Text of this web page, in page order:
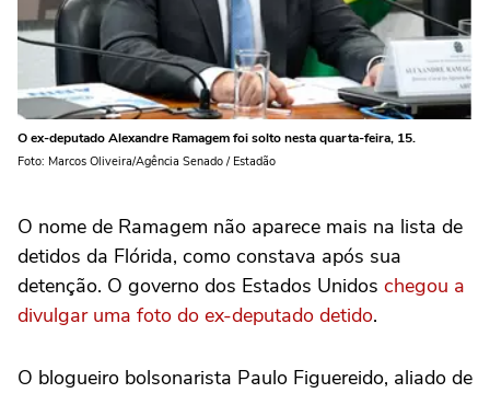
O ex-deputado Alexandre Ramagem foi solto nesta quarta-feira, 15.
Foto: Marcos Oliveira/Agência Senado / Estadão
O nome de Ramagem não aparece mais na lista de
detidos da Flórida, como constava após sua
detenção. O governo dos Estados Unidos chegou a
divulgar uma foto do ex-deputado detido.
O blogueiro bolsonarista Paulo Figuereido, aliado de